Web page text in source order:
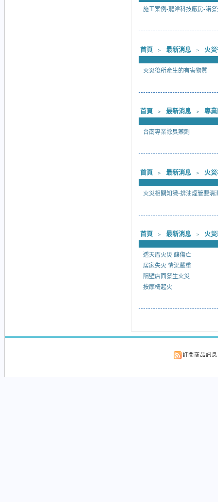
施工案例-龍潭科技廠房-諾
首頁 ﹥ 最新消息 ﹥ 火
火災後所產生的有害物質
首頁 ﹥ 最新消息 ﹥ 專
台南專業除臭藥劑
首頁 ﹥ 最新消息 ﹥ 火
火災相關知識-排油煙管要清
首頁 ﹥ 最新消息 ﹥ 火
透天厝火災 釀傷亡
居家失火 情況嚴重
隔壁店面發生火災
按摩椅起火
訂閱商品訊息